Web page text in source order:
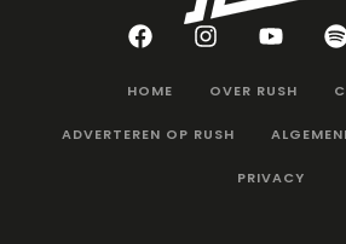
HOME OVER RUSH
ADVERTEREN OP RUSH
PRIVACY